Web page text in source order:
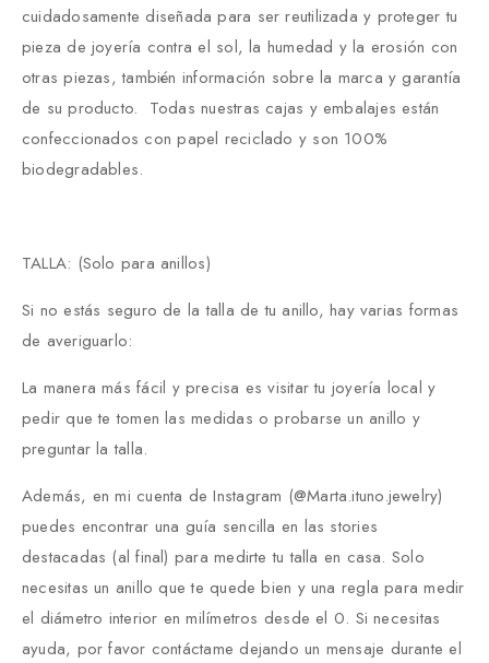
cuidadosamente diseñada para ser reutilizada y proteger tu
pieza de joyería contra el sol, la humedad y la erosión con
otras piezas, también información sobre la marca y garantía
de su producto. Todas nuestras cajas y embalajes están
confeccionados con papel reciclado y son 100%
biodegradables.
TALLA: (Solo para anillos)
Si no estás seguro de la talla de tu anillo, hay varias formas
de averiguarlo:
La manera más fácil y precisa es visitar tu joyería local y
pedir que te tomen las medidas o probarse un anillo y
preguntar la talla.
Además, en mi cuenta de Instagram (@Marta.ituno.jewelry)
puedes encontrar una guía sencilla en las stories
destacadas (al final) para medirte tu talla en casa. Solo
necesitas un anillo que te quede bien y una regla para medir
el diámetro interior en milímetros desde el 0. Si necesitas
ayuda, por favor contáctame dejando un mensaje durante el